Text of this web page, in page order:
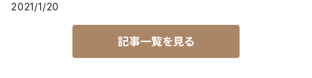
2021/1/20
記事一覧を見る